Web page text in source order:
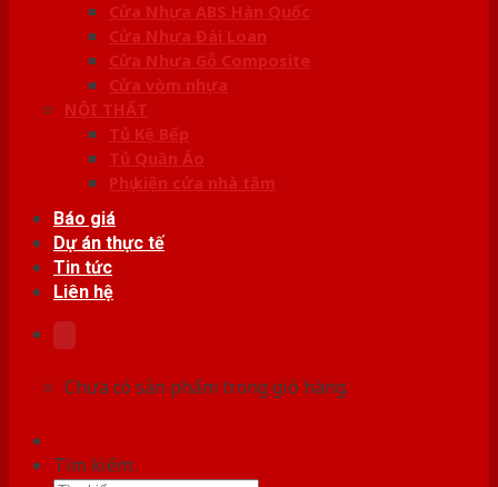
Cửa Nhựa ABS Hàn Quốc
Cửa Nhựa Đài Loan
Cửa Nhựa Gỗ Composite
Cửa vòm nhựa
NỘI THẤT
Tủ Kệ Bếp
Tủ Quần Áo
Phụ kiện cửa nhà tắm
Báo giá
Dự án thực tế
Tin tức
Liên hệ
Chưa có sản phẩm trong giỏ hàng.
Tìm kiếm: